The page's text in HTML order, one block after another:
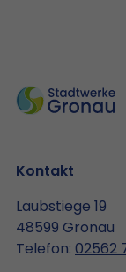
Kontakt
Laubstiege 19
48599 Gronau
Telefon: 02562